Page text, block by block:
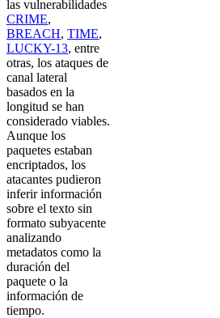
las vulnerabilidades
CRIME,
BREACH, TIME,
LUCKY-13, entre
otras, los ataques de
canal lateral
basados en la
longitud se han
considerado viables.
Aunque los
paquetes estaban
encriptados, los
atacantes pudieron
inferir información
sobre el texto sin
formato subyacente
analizando
metadatos como la
duración del
paquete o la
información de
tiempo.